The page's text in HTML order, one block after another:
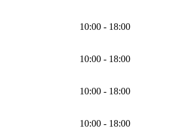
10:00 - 18:00
10:00 - 18:00
10:00 - 18:00
10:00 - 18:00